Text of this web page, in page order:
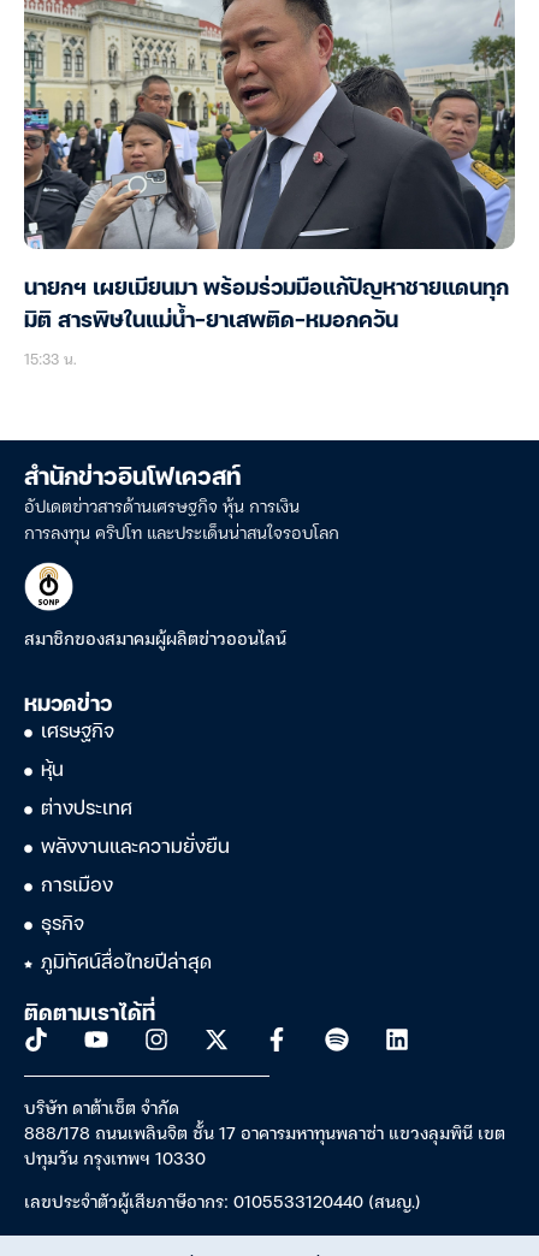
นายกฯ เผยเมียนมา พร้อมร่วมมือแก้ปัญหาชายแดนทุก
มิติ สารพิษในแม่น้ำ-ยาเสพติด-หมอกควัน
15:33 น.
สำนักข่าวอินโฟเควสท์
อัปเดตข่าวสารด้านเศรษฐกิจ หุ้น การเงิน
การลงทุน คริปโท และประเด็นน่าสนใจรอบโลก
สมาชิกของสมาคมผู้ผลิตข่าวออนไลน์
หมวดข่าว
เศรษฐกิจ
หุ้น
ต่างประเทศ
พลังงานและความยั่งยืน
การเมือง
ธุรกิจ
ภูมิทัศน์สื่อไทยปีล่าสุด
ติดตามเราได้ที่
บริษัท ดาต้าเซ็ต จำกัด
888/178 ถนนเพลินจิต ชั้น 17 อาคารมหาทุนพลาซ่า แขวงลุมพินี เขต
ปทุมวัน กรุงเทพฯ 10330
เลขประจำตัวผู้เสียภาษีอากร: 0105533120440 (สนญ.)